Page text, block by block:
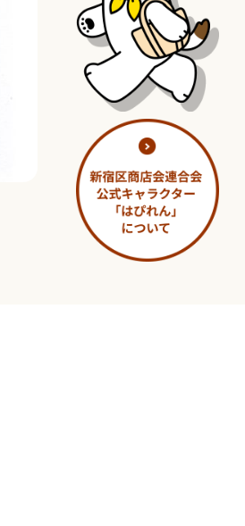
淀橋市場 ～わせだ新宿百景～